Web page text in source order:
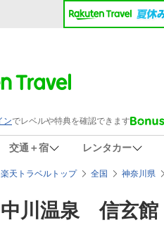
交通＋宿 レンタカー
楽天トラベルトップ 全国 神奈川県
中川温泉 信玄館